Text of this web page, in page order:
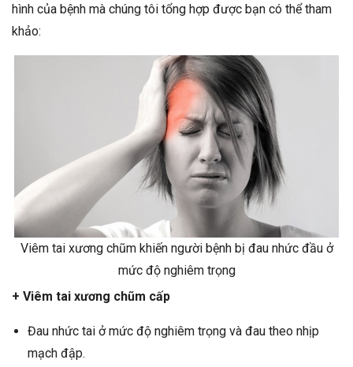
hình của bệnh mà chúng tôi tổng hợp được bạn có thể tham
khảo:
Viêm tai xương chũm khiến người bệnh bị đau nhức đầu ở
mức độ nghiêm trọng
+ Viêm tai xương chũm cấp
Đau nhức tai ở mức độ nghiêm trọng và đau theo nhịp
mạch đập.